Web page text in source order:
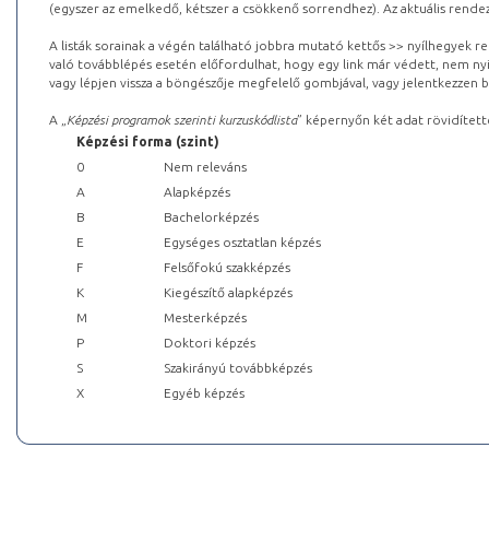
(egyszer az emelkedő, kétszer a csökkenő sorrendhez). Az aktuális
A listák sorainak a végén található jobbra mutató kettős >> nyílhegyek
való továbblépés esetén előfordulhat, hogy egy link már védett, nem
vagy lépjen vissza a böngészője megfelelő gombjával, vagy
A „ Képzési programok szerinti kurzuskódlista” képernyőn két adat
Képzési forma (szint)
0
Nem releváns
A
Alapképzés
B
Bachelorképzés
E
Egységes osztatlan képzés
F
Felsőfokú szakképzés
K
Kiegészítő alapképzés
M
Mesterképzés
P
Doktori képzés
S
Szakirányú továbbképzés
X
Egyéb képzés